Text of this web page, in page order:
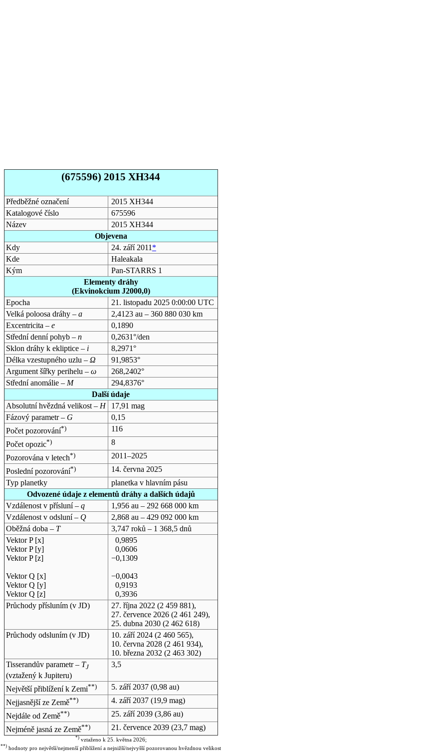
(675596) 2015 XH344
Předběžné označení
2015 XH344
Katalogové číslo
675596
Název
2015 XH344
Objevena
Kdy
24. září 2011 *
Kde
Haleakala
Kým
Pan-STARRS 1
Elementy dráhy
(Ekvinokcium J2000,0)
Epocha
21. listopadu 2025 0:00:00 UTC
Velká poloosa dráhy – a
2,4123 au – 360 880 030 km
Excentricita – e
0,1890
Střední denní pohyb – n
0,2631°/den
Sklon dráhy k ekliptice – i
8,2971°
Délka vzestupného uzlu – Ω
91,9853°
Argument šířky perihelu – ω
268,2402°
Střední anomálie – M
294,8376°
Další údaje
Absolutní hvězdná velikost – H
17,91 mag
Fázový parametr – G
0,15
Počet pozorování*)
116
Počet opozic*)
8
Pozorována v letech*)
2011–2025
Poslední pozorování*)
14. června 2025
Typ planetky
planetka v hlavním pásu
Odvozené údaje z elementů dráhy a dalších údajů
Vzdálenost v přísluní – q
1,956 au – 292 668 000 km
Vzdálenost v odsluní – Q
2,868 au – 429 092 000 km
Oběžná doba – T
3,747 roků – 1 368,5 dnů
Vektor P [x]
Vektor P [y]
Vektor P [z]
Vektor Q [x]
Vektor Q [y]
Vektor Q [z]
0,9895
0,0606
−0,1309
−0,0043
0,9193
0,3936
Průchody přísluním (v JD) 27. října 2022 (2 459 881),
27. července 2026(2 461 249),
25. dubna 2030(2 462 618)
Průchody odsluním (v JD) 10. září 2024(2 460 565),
10. června 2028(2 461 934),
10. března 2032 (2 463 302)
Tisserandův parametr – TJ
(vztažený k Jupiteru)
3,5
Největší přiblížení k Zemi**) 5. září 2037(0,98 au)
Nejjasnější ze Země**) 4. září 2037(19,9 mag)
Nejdále od Země**) 25. září 2039(3,86 au)
Nejméně jasná ze Země**) 21. července 2039(23,7 mag)
*)vztaženo k 25. května 2026;
**) hodnoty pro největší/nejmenší přiblížení a nejnižší/nejvyšší pozorovanou hvězdnou velikost